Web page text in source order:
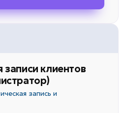
клиентов
запись и